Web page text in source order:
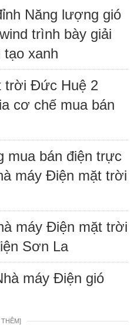
Năng lượng gió
trình bày giải
tạo xanh
trời Đức Huệ 2
cơ chế mua bán
mua bán điện trực
máy Điện mặt trời
máy Điện mặt trời
Sơn La
máy Điện gió
THÊM]